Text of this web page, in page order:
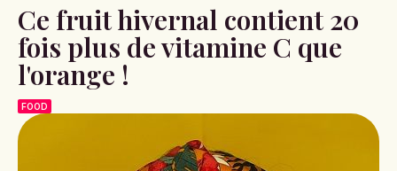
Ce fruit hivernal contient 20
fois plus de vitamine C que
l'orange !
FOOD